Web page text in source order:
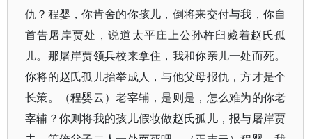
仇？程婴，你肯舍的你孩儿，倒将来交付与我，你自
首告屠岸贾处，说道太平庄上公孙杵臼藏着赵氏孤
儿。那屠岸贾领兵校来拿住，我和你亲儿一处而死。
你将的赵氏孤儿抬举成人，与他父母报仇，方才是个
长策。（程婴云）老宰辅，是则是，怎么难为的你老
宰辅？你则将我的孩儿假妆做赵氏孤儿，报与屠岸贾